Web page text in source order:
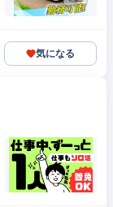
気になる